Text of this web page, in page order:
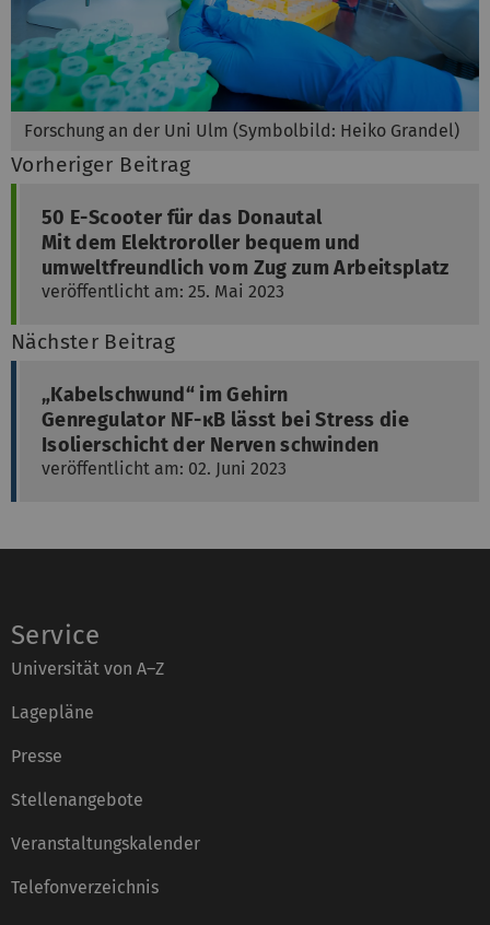
Forschung an der Uni Ulm (Symbolbild: Heiko Grandel)
Vorheriger Beitrag
50 E-Scooter für das Donautal
Mit dem Elektroroller bequem und
umweltfreundlich vom Zug zum Arbeitsplatz
veröffentlicht am: 25. Mai 2023
Nächster Beitrag
„Kabelschwund“ im Gehirn
Genregulator NF-κB lässt bei Stress die
Isolierschicht der Nerven schwinden
veröffentlicht am: 02. Juni 2023
Service
Universität von A–Z
Lagepläne
Presse
Stellenangebote
Veranstaltungskalender
Telefonverzeichnis